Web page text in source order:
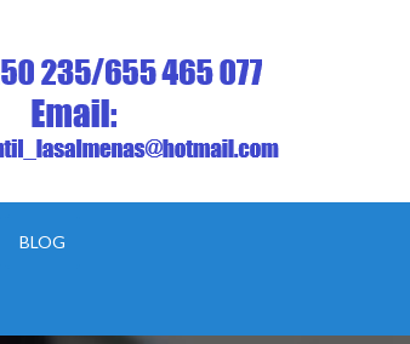
BLOG